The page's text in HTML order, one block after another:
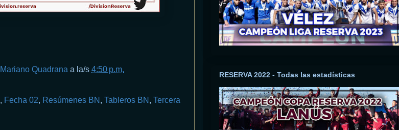
Mariano Quadrana a la/s 4:50 p.m.
, Fecha 02, Resúmenes BN , Tableros BN , Tercera
RESERVA 2022 - Todas las estadísticas